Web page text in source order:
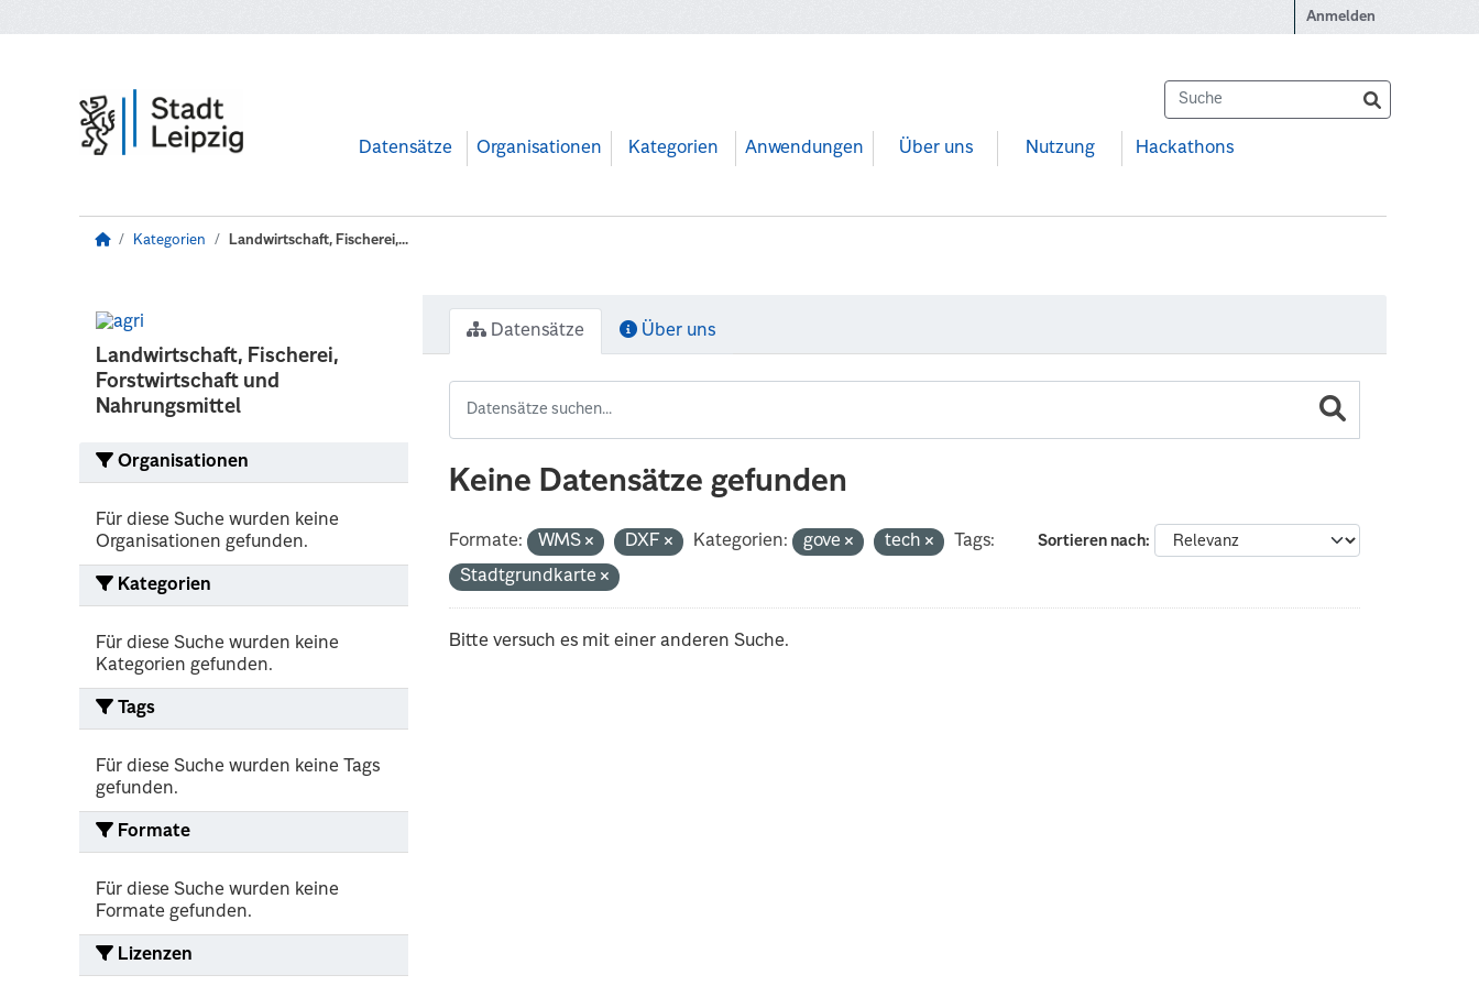
Anmelden
Datensätze Organisationen Kategorien Anwendungen Über uns Nutzung Hackathons
Kategorien Landwirtschaft, Fischerei,...
Landwirtschaft, Fischerei,
Forstwirtschaft und
Nahrungsmittel
Organisationen
Für diese Suche wurden keine
Organisationen gefunden.
Kategorien
Für diese Suche wurden keine
Kategorien gefunden.
Tags
Für diese Suche wurden keine Tags
gefunden.
Formate
Für diese Suche wurden keine
Formate gefunden.
Lizenzen
Datensätze Über uns
Keine Datensätze gefunden
Sortieren nach
Formate: WMS DXF Kategorien: gove tech
Tags:
Stadtgrundkarte
Bitte versuch es mit einer anderen Suche.